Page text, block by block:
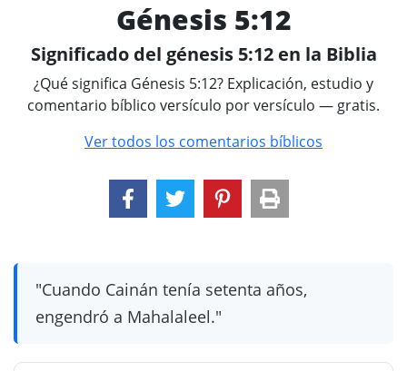
Génesis 5:12
Significado del génesis 5:12 en la Biblia
¿Qué significa Génesis 5:12? Explicación, estudio y
comentario bíblico versículo por versículo — gratis.
Ver todos los comentarios bíblicos
"Cuando Cainán tenía setenta años,
engendró a Mahalaleel."